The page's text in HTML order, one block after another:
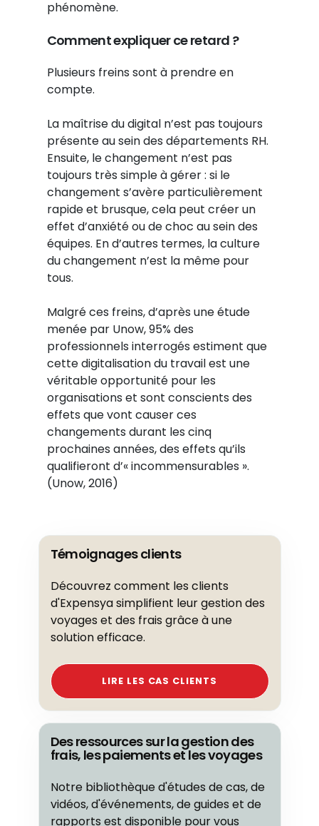
phénomène.
Comment expliquer ce retard ?
Plusieurs freins sont à prendre en
compte.
La maîtrise du digital n’est pas toujours
présente au sein des départements RH.
Ensuite, le changement n’est pas
toujours très simple à gérer : si le
changement s’avère particulièrement
rapide et brusque, cela peut créer un
effet d’anxiété ou de choc au sein des
équipes. En d’autres termes, la culture
du changement n’est la même pour
tous.
Malgré ces freins, d’après une étude
menée par Unow, 95% des
professionnels interrogés estiment que
cette digitalisation du travail est une
véritable opportunité pour les
organisations et sont conscients des
effets que vont causer ces
changements durant les cinq
prochaines années, des effets qu’ils
qualifieront d’« incommensurables ».
(Unow, 2016)
Témoignages clients
Découvrez comment les clients
d'Expensya simplifient leur gestion des
voyages et des frais grâce à une
solution efficace.
LIRE LES CAS CLIENTS
Des ressources sur la gestion des
frais, les paiements et les voyages
Notre bibliothèque d'études de cas, de
vidéos, d'événements, de guides et de
rapports est disponible pour vous